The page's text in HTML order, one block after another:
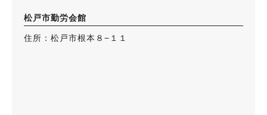
松戸市勤労会館
住所：松戸市根本８−１１